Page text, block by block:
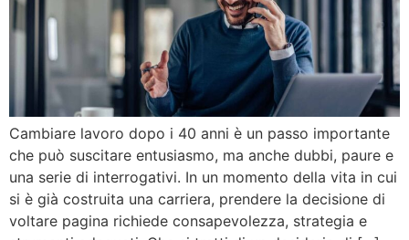
Cambiare lavoro dopo i 40 anni è un passo importante
che può suscitare entusiasmo, ma anche dubbi, paure e
una serie di interrogativi. In un momento della vita in cui
si è già costruita una carriera, prendere la decisione di
voltare pagina richiede consapevolezza, strategia e